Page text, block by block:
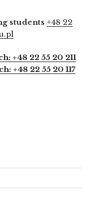
students +48 22
+48 22 55 20 211
+48 22 55 20 117